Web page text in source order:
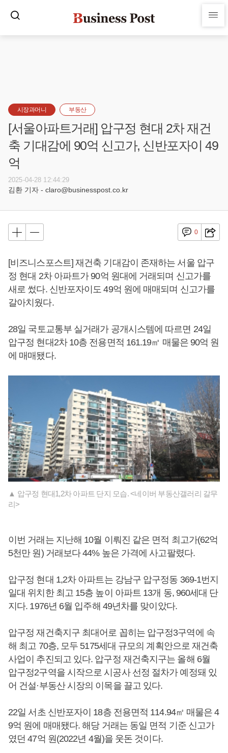
시장과머니 부동산
[서울아파트거래] 압구정 현대 2차 재건
축 기대감에 90억 신고가, 신반포자이 49
억
2025-04-28 12:44:29
김환 기자 - claro@businesspost.co.kr
0
[비즈니스포스트] 재건축 기대감이 존재하는 서울 압구
정 현대 2차 아파트가 90억 원대에 거래되며 신고가를
새로 썼다. 신반포자이도 49억 원에 매매되며 신고가를
갈아치웠다.
28일 국토교통부 실거래가 공개시스템에 따르면 24일
압구정 현대2차 10층 전용면적 161.19㎡ 매물은 90억 원
에 매매됐다.
▲ 압구정 현대1,2차 아파트 단지 모습. <네이버 부동산갤러리 갈무
리>
이번 거래는 지난해 10월 이뤄진 같은 면적 최고가(62억
5천만 원) 거래보다 44% 높은 가격에 사고팔렸다.
압구정 현대 1,2차 아파트는 강남구 압구정동 369-1번지
일대 위치한 최고 15층 높이 아파트 13개 동, 960세대 단
지다. 1976년 6월 입주해 49년차를 맞이았다.
압구정 재건축지구 최대어로 꼽히는 압구정3구역에 속
해 최고 70층, 모두 5175세대 규모의 계획안으로 재건축
사업이 추진되고 있다. 압구정 재건축지구는 올해 6월
압구정2구역을 시작으로 시공사 선정 절차가 예정돼 있
어 건설·부동산 시장의 이목을 끌고 있다.
22일 서초 신반포자이 18층 전용면적 114.94㎡ 매물은 4
9억 원에 매매됐다. 해당 거래는 동일 면적 기준 신고가
였던 47억 원(2022년 4월)을 웃돈 것이다.